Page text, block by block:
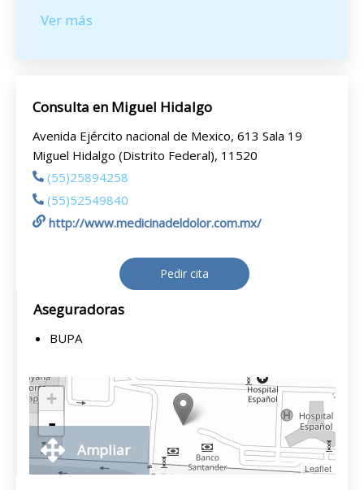
Ver más
Consulta en Miguel Hidalgo
Avenida Ejército nacional de Mexico, 613 Sala 19
Miguel Hidalgo (Distrito Federal), 11520
(55)25894258
(55)52549840
http://www.medicinadeldolor.com.mx/
Pedir cita
Aseguradoras
BUPA
+
-
Leaflet
Ampliar